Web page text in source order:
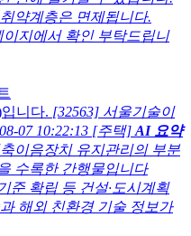
약계층은 면제됩니다.
지에서 확인 부탁드립니
[32563] 서울기술이
07 10:22:13 [주택] AI 요약
이음장치 유지관리의 부분
수록한 간행물입니다
준 확립 등 건설·도시계획
해외 친환경 기술 정보가